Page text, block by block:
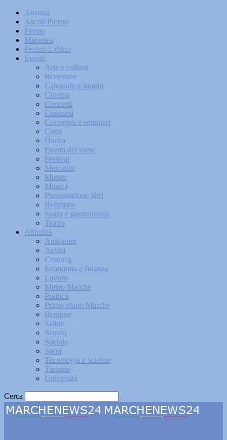
Ancona
Ascoli Piceno
Fermo
Macerata
Pesaro-Urbino
Eventi
Arte e cultura
Benessere
Categorie e luoghi
Cinema
Concerti
Concorsi
Convegni e seminari
Corsi
Danza
Eventi del mese
Festival
Mercatini
Mostre
Musica
Presentazione libri
Religione
Sagra e gastronomia
Teatro
Attualità
Ambiente
Avvisi
Cronaca
Economia e finanza
Lavoro
Meteo Marche
Politica
Primo piano Marche
Regione
Salute
Scuola
Sociale
Sport
Tecnologia e scienze
Turismo
Università
Cerca